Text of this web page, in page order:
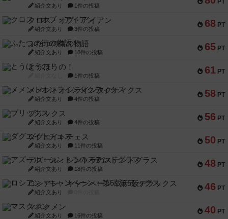
紹介文あり 1件の投稿
68 PT
クロス・オブ・アイアン
紹介文あり 3件の投稿
65 PT
ふたつの街の物語
紹介文あり 18件の投稿
61 PT
とうほうの！
1件の投稿
58 PT
メメントオンラインタクティクス
紹介文あり 4件の投稿
56 PT
ブリックス
紹介文あり 4件の投稿
50 PT
ダグエイトチェス
紹介文あり 11件の投稿
48 PT
アズール：シントラのステンドグラス
紹介文あり 18件の投稿
46 PT
ロシアン・キャンペーン：第5版デラックス
紹介文あり
40 PT
マスクメン
紹介文あり 16件の投稿